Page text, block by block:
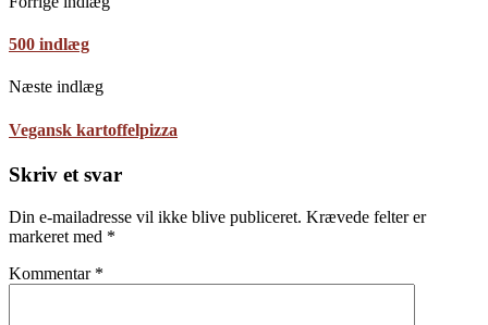
500 indlæg
Næste indlæg
Vegansk kartoffelpizza
Skriv et svar
Din e-mailadresse vil ikke blive publiceret. Krævede felter er
markeret med *
Kommentar *